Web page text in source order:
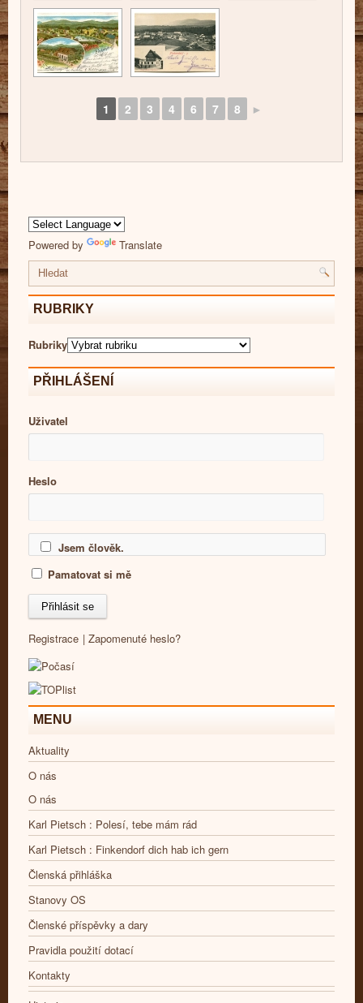
1 2 3 4 6 7 8 ►
Powered by Translate
RUBRIKY
Rubriky
PŘIHLÁŠENÍ
Uživatel
Heslo
Jsem člověk.
Pamatovat si mě
Registrace | Zapomenuté heslo?
MENU
Aktuality
O nás
O nás
Karl Pietsch : Polesí, tebe mám rád
Karl Pietsch : Finkendorf dich hab ich gern
Členská přihláška
Stanovy OS
Členské příspěvky a dary
Pravidla použití dotací
Kontakty